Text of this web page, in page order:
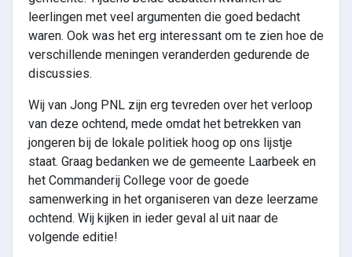
leerlingen met veel argumenten die goed bedacht
waren. Ook was het erg interessant om te zien hoe de
verschillende meningen veranderden gedurende de
discussies.
Wij van Jong PNL zijn erg tevreden over het verloop
van deze ochtend, mede omdat het betrekken van
jongeren bij de lokale politiek hoog op ons lijstje
staat. Graag bedanken we de gemeente Laarbeek en
het Commanderij College voor de goede
samenwerking in het organiseren van deze leerzame
ochtend. Wij kijken in ieder geval al uit naar de
volgende editie!